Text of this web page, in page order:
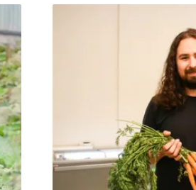
學
性
討論後，決議維持現有運作